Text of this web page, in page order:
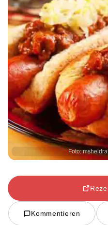
Foto:
Kommentieren